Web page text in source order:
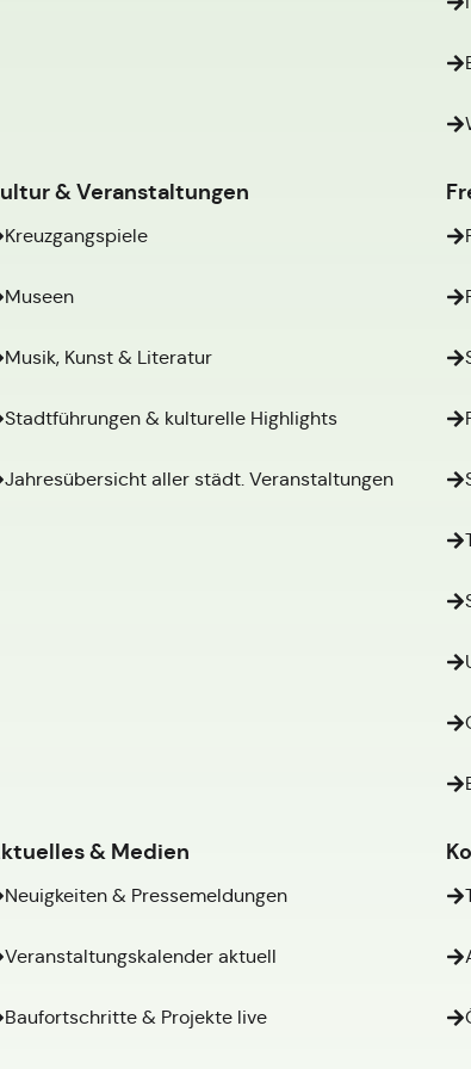
& Veranstaltungen
Kreuzgangspiele
Museen
Musik, Kunst & Literatur
Stadtführungen & kulturelle Highlights
Jahresübersicht aller städt. Veranstaltungen
& Medien
Neuigkeiten & Pressemeldungen
Veranstaltungskalender aktuell
Baufortschritte & Projekte live